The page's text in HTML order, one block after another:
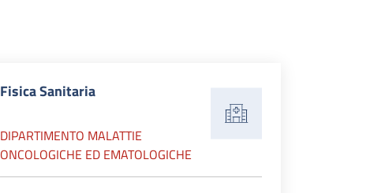
Fisica Sanitaria
DIPARTIMENTO MALATTIE
ONCOLOGICHE ED EMATOLOGICHE